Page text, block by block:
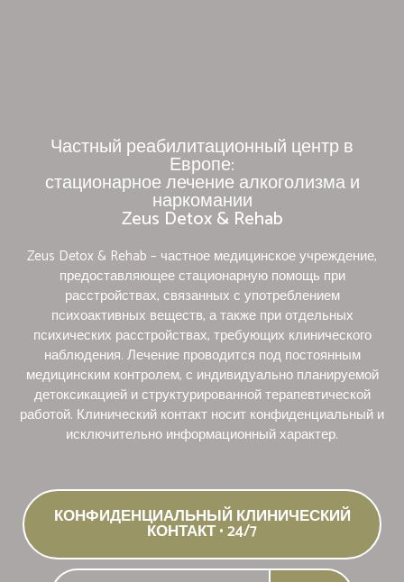
Частный реабилитационный центр в
Европе:
стационарное лечение алкоголизма и
наркомании
Zeus Detox & Rehab
Zeus Detox & Rehab – частное медицинское учреждение,
предоставляющее стационарную помощь при
расстройствах, связанных с употреблением
психоактивных веществ, а также при отдельных
психических расстройствах, требующих клинического
наблюдения. Лечение проводится под постоянным
медицинским контролем, с индивидуально планируемой
детоксикацией и структурированной терапевтической
работой. Клинический контакт носит конфиденциальный и
исключительно информационный характер.
КОНФИДЕНЦИАЛЬНЫЙ КЛИНИЧЕСКИЙ
КОНТАКТ • 24/7